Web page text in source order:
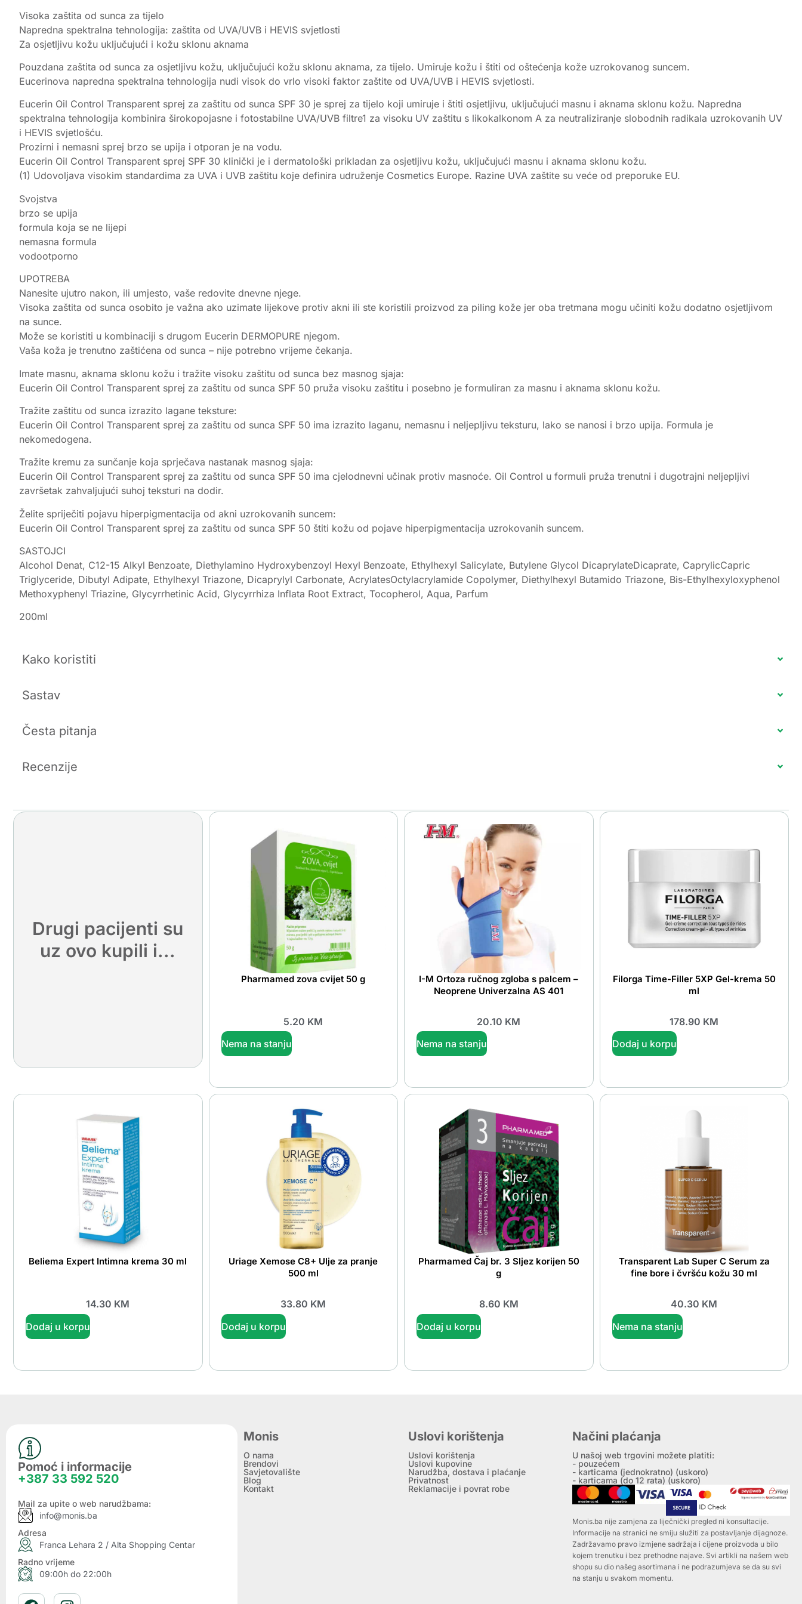
Visoka zaštita od sunca za tijelo
Napredna spektralna tehnologija: zaštita od UVA/UVB i HEVIS svjetlosti
Za osjetljivu kožu uključujući i kožu sklonu aknama
Pouzdana zaštita od sunca za osjetljivu kožu, uključujući kožu sklonu aknama, za tijelo. Umiruje kožu i štiti od oštećenja kože uzrokovanog suncem.
Eucerinova napredna spektralna tehnologija nudi visok do vrlo visoki faktor zaštite od UVA/UVB i HEVIS svjetlosti.
Eucerin Oil Control Transparent sprej za zaštitu od sunca SPF 30 je sprej za tijelo koji umiruje i štiti osjetljivu, uključujući masnu i aknama sklonu kožu. Napredna
spektralna tehnologija kombinira širokopojasne i fotostabilne UVA/UVB filtre1 za visoku UV zaštitu s likokalkonom A za neutraliziranje slobodnih radikala uzrokovanih UV
i HEVIS svjetlošću.
Prozirni i nemasni sprej brzo se upija i otporan je na vodu.
Eucerin Oil Control Transparent sprej SPF 30 klinički je i dermatološki prikladan za osjetljivu kožu, uključujući masnu i aknama sklonu kožu.
(1) Udovoljava visokim standardima za UVA i UVB zaštitu koje definira udruženje Cosmetics Europe. Razine UVA zaštite su veće od preporuke EU.
Svojstva
brzo se upija
formula koja se ne lijepi
nemasna formula
vodootporno
UPOTREBA
Nanesite ujutro nakon, ili umjesto, vaše redovite dnevne njege.
Visoka zaštita od sunca osobito je važna ako uzimate lijekove protiv akni ili ste koristili proizvod za piling kože jer oba tretmana mogu učiniti kožu dodatno osjetljivom
na sunce.
Može se koristiti u kombinaciji s drugom Eucerin DERMOPURE njegom.
Vaša koža je trenutno zaštićena od sunca – nije potrebno vrijeme čekanja.
Imate masnu, aknama sklonu kožu i tražite visoku zaštitu od sunca bez masnog sjaja:
Eucerin Oil Control Transparent sprej za zaštitu od sunca SPF 50 pruža visoku zaštitu i posebno je formuliran za masnu i aknama sklonu kožu.
Tražite zaštitu od sunca izrazito lagane teksture:
Eucerin Oil Control Transparent sprej za zaštitu od sunca SPF 50 ima izrazito laganu, nemasnu i neljepljivu teksturu, lako se nanosi i brzo upija. Formula je
nekomedogena.
Tražite kremu za sunčanje koja sprječava nastanak masnog sjaja:
Eucerin Oil Control Transparent sprej za zaštitu od sunca SPF 50 ima cjelodnevni učinak protiv masnoće. Oil Control u formuli pruža trenutni i dugotrajni neljepljivi
završetak zahvaljujući suhoj teksturi na dodir.
Želite spriječiti pojavu hiperpigmentacija od akni uzrokovanih suncem:
Eucerin Oil Control Transparent sprej za zaštitu od sunca SPF 50 štiti kožu od pojave hiperpigmentacija uzrokovanih suncem.
SASTOJCI
Alcohol Denat, C12-15 Alkyl Benzoate, Diethylamino Hydroxybenzoyl Hexyl Benzoate, Ethylhexyl Salicylate, Butylene Glycol DicaprylateDicaprate, CaprylicCapric
Triglyceride, Dibutyl Adipate, Ethylhexyl Triazone, Dicaprylyl Carbonate, AcrylatesOctylacrylamide Copolymer, Diethylhexyl Butamido Triazone, Bis-Ethylhexyloxyphenol
Methoxyphenyl Triazine, Glycyrrhetinic Acid, Glycyrrhiza Inflata Root Extract, Tocopherol, Aqua, Parfum
200ml
Kako koristiti
Sastav
Česta pitanja
Recenzije
Drugi pacijenti su
uz ovo kupili i...
Pharmamed zova cvijet 50 g
5.20 KM
Nema na stanju
I-M Ortoza ručnog zgloba s palcem –
Neoprene Univerzalna AS 401
20.10 KM
Nema na stanju
Filorga Time-Filler 5XP Gel-krema 50
ml
178.90 KM
Dodaj u korpu
Beliema Expert Intimna krema 30 ml
14.30 KM
Dodaj u korpu
Uriage Xemose C8+ Ulje za pranje
500 ml
33.80 KM
Dodaj u korpu
Pharmamed Čaj br. 3 Sljez korijen 50
g
8.60 KM
Dodaj u korpu
Transparent Lab Super C Serum za
fine bore i čvršću kožu 30 ml
40.30 KM
Nema na stanju
Pomoć i informacije
+387 33 592 520
Mail za upite o web narudžbama:
info@monis.ba
Adresa
Franca Lehara 2 / Alta Shopping Centar
Radno vrijeme
09:00h do 22:00h
Monis
O nama
Brendovi
Savjetovalište
Blog
Kontakt
Uslovi korištenja
Uslovi korištenja
Uslovi kupovine
Narudžba, dostava i plaćanje
Privatnost
Reklamacije i povrat robe
Načini plaćanja
U našoj web trgovini možete platiti:
- pouzećem
- karticama (jednokratno) (uskoro)
- karticama (do 12 rata) (uskoro)
Monis.ba nije zamjena za liječnički pregled ni konsultacije.
Informacije na stranici ne smiju služiti za postavljanje dijagnoze.
Zadržavamo pravo izmjene sadržaja i cijene proizvoda u bilo
kojem trenutku i bez prethodne najave. Svi artikli na našem web
shopu su dio našeg asortimana i ne podrazumjeva se da su svi
na stanju u svakom momentu.